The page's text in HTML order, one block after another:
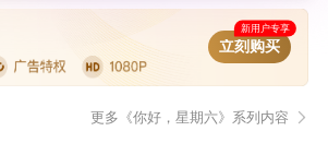
新用户专享
立刻购买
更多《你好，星期六》系列内容